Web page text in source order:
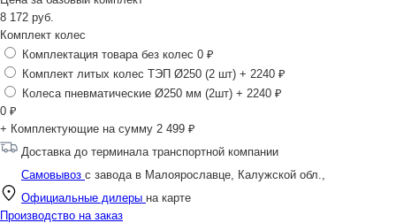
8 172 руб.
Комплект колес
Комплектация товара без колес 0 ₽
Комплект литых колес ТЭП Ø250 (2 шт) + 2240 ₽
Колеса пневматические Ø250 мм (2шт) + 2240 ₽
0 ₽
+ Комплектующие на сумму 2 499 ₽
Доставка до терминала транспортной компании
Самовывоз с завода в Малоярославце, Калужской обл.,
Официальные дилеры на карте
Производство на заказ